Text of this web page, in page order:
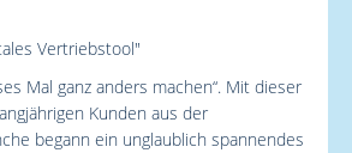
Vertriebstool"
Mal ganz anders machen“. Mit dieser
Kunden aus der
begann ein unglaublich spannendes